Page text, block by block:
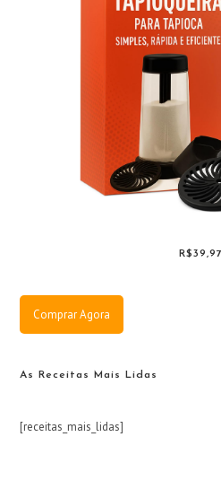
R$39,97
Comprar Agora
As Receitas Mais Lidas
[receitas_mais_lidas]